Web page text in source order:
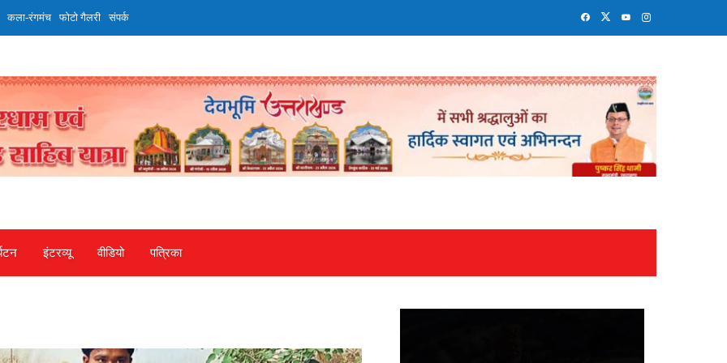
कला-रंगमंच फोटो गैलरी संपर्क
इंटरव्‍यू वीडियो पत्रिका